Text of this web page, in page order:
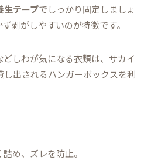
生テープでしっかり固定しましょ
剥がしやすいのが特徴です。
どしわが気になる衣類は、サカイ
し出されるハンガーボックスを利
め、ズレを防止。